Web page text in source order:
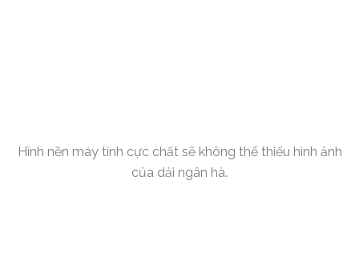
Hình nền máy tính cực chất sẽ không thể thiếu hình ảnh
của dải ngân hà.